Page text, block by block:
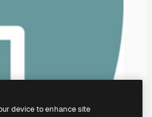
device to enhance site